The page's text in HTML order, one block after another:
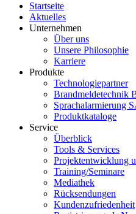
Startseite
Aktuelles
Unternehmen
Über uns
Unsere Philosophie
Karriere
Produkte
Technologiepartner
Brandmeldetechnik
Sprachalarmierung
Produktkataloge
Service
Überblick
Tools & Services
Projektentwicklung
Training/Seminare
Mediathek
Rücksendungen
Kundenzufriedenheit